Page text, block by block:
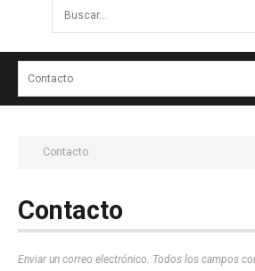
Buscar...
NOTICIAS
CONTACTO
Contacto
Contacto
Enviar un correo electrónico. Todos los campos